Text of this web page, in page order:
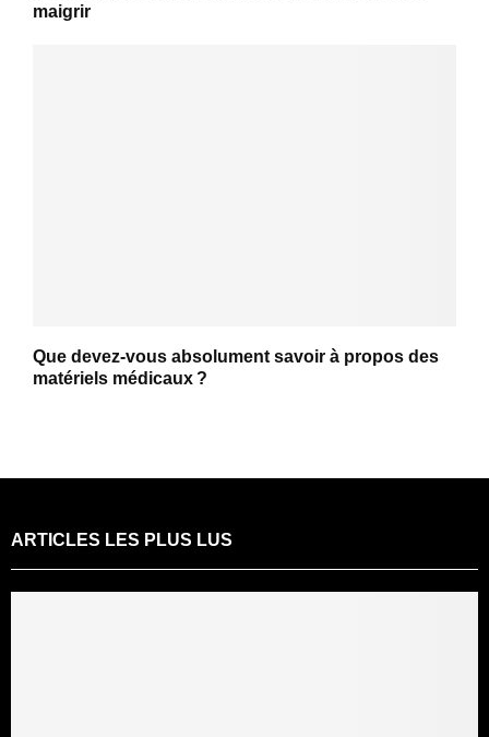
maigrir
Que devez-vous absolument savoir à propos des
matériels médicaux ?
ARTICLES LES PLUS LUS